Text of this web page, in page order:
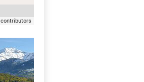
contributors